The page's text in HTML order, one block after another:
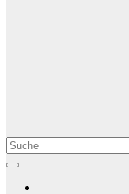
Le Matin
AGENCE DE PRESSE